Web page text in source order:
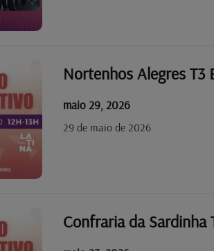
Nortenhos Alegres T3
maio 29, 2026
29 de maio de 2026
Confraria da Sardinha